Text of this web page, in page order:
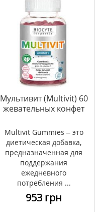
Мультивит (Multivit) 60
жевательных конфет
Multivit Gummies – это
диетическая добавка,
предназначенная для
поддержания
ежедневного
потребления ...
953 грн